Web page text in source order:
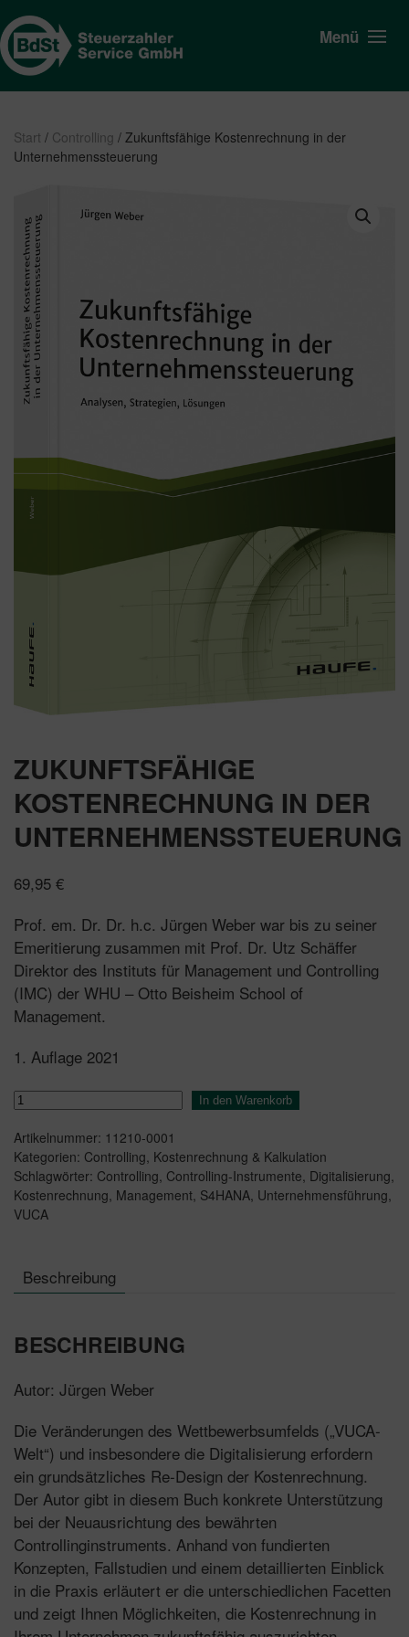
Menü
Start / Controlling / Zukunftsfähige Kostenrechnung in der
Unternehmenssteuerung
ZUKUNFTSFÄHIGE
KOSTENRECHNUNG IN DER
UNTERNEHMENSSTEUERUNG
69,95 €
Prof. em. Dr. Dr. h.c. Jürgen Weber war bis zu seiner
Emeritierung zusammen mit Prof. Dr. Utz Schäffer
Direktor des Instituts für Management und Controlling
(IMC) der WHU – Otto Beisheim School of
Management.
1. Auflage 2021
Zukunftsfähige
in
der
Unternehmenssteuerung
Menge
In den Warenkorb
Artikelnummer: 11210-0001
Kategorien: Controlling Kostenrechnung & Kalkulation
Schlagwörter: Controlling Controlling-Instrumente Digitalisierung
Kostenrechnung Management S4HANA Unternehmensführung
VUCA
Beschreibung
BESCHREIBUNG
Autor: Jürgen Weber
Die Veränderungen des Wettbewerbsumfelds („VUCA-
Welt“) und insbesondere die Digitalisierung erfordern
ein grundsätzliches Re-Design der Kostenrechnung.
Der Autor gibt in diesem Buch konkrete Unterstützung
bei der Neuausrichtung des bewährten
Controllinginstruments. Anhand von fundierten
Konzepten, Fallstudien und einem detaillierten Einblick
in die Praxis erläutert er die unterschiedlichen Facetten
und zeigt Ihnen Möglichkeiten, die Kostenrechnung in